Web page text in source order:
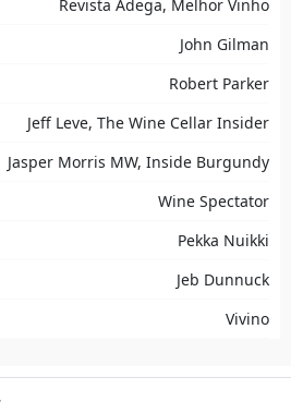
Revista Adega, Melhor Vinho
John Gilman
Robert Parker
Jeff Leve, The Wine Cellar Insider
Jasper Morris MW, Inside Burgundy
Wine Spectator
Pekka Nuikki
Jeb Dunnuck
Vivino